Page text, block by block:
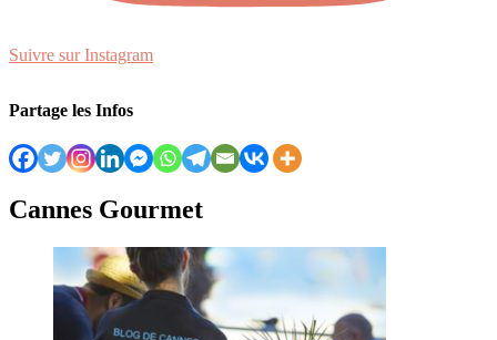
Suivre sur Instagram
Partage les Infos
Cannes Gourmet